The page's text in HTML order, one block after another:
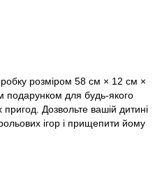
розміром 58 см × 12 см ×
подарунком для будь-якого
пригод. Дозвольте вашій дитині
ігор і прищепити йому